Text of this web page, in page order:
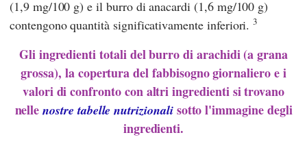
(1,9 mg/100 g) e il burro di anacardi (1,6 mg/100 g)
contengono quantità significativamente inferiori.3
Gli ingredienti totali del burro di arachidi (a grana
grossa), la copertura del fabbisogno giornaliero e i
valori di confronto con altri ingredienti si trovano
nellenostre tabelle nutrizionalisotto l'immagine degli
ingredienti.